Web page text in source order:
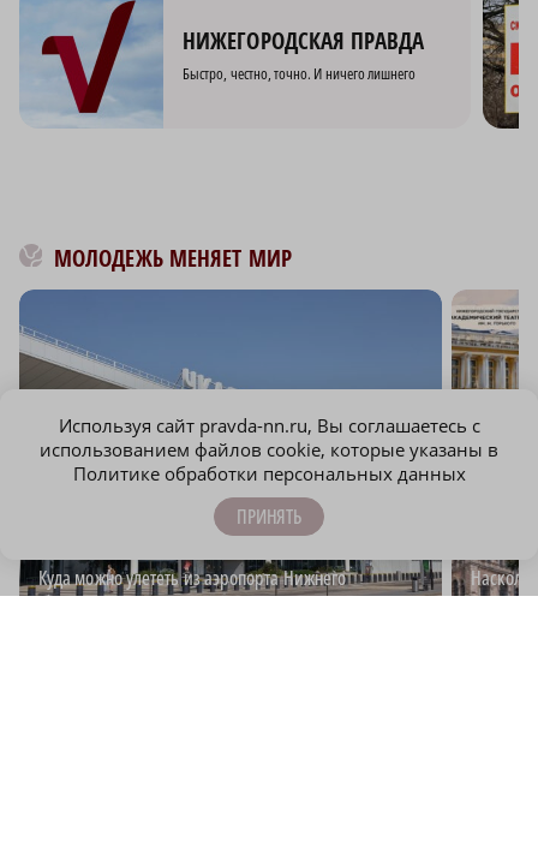
НИЖЕГОРОДСКАЯ ПРАВДА
Быстро, честно, точно. И ничего лишнего
МОЛОДЕЖЬ МЕНЯЕТ МИР
Куда можно улететь из аэропорта Нижнего
Новгорода
Используя сайт pravda-nn.ru, Вы соглашаетесь с
использованием файлов cookie, которые указаны в
Политике обработки персональных данных
ПРИНЯТЬ